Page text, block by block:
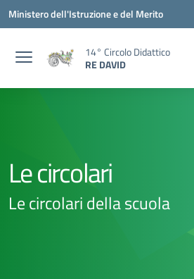
Vai ai contenuti
Vai al menu di navigazione
Vai al footer
Ministero dell'Istruzione e del Merito
14° Circolo Didattico
RE DAVID
Le circolari
Le circolari della scuola